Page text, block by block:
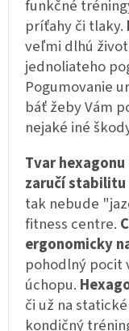
funkčné
príťahy či tlaky.
veľmi dlhú
jednoliateho
Pogumovanie
báť žeby Vám
nejaké iné
Tvar
zaručístabilitu
tak nebude
fitness centre.
ergonomicky
pohodlný pocit
úchopu.
či už na
kondičný